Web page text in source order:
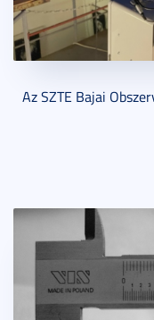
Az SZTE Bajai